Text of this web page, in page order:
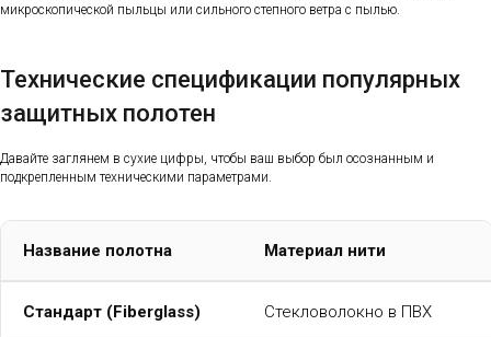
микроскопической пыльцы или сильного степного ветра с пылью.
Технические спецификации популярных
защитных полотен
Давайте заглянем в сухие цифры, чтобы ваш выбор был осознанным и
подкрепленным техническими параметрами.
Название полотна Материал нити
Стандарт (Fiberglass) Стекловолокно в ПВХ